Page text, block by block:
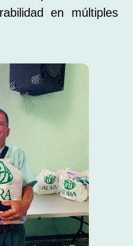
en múltiples